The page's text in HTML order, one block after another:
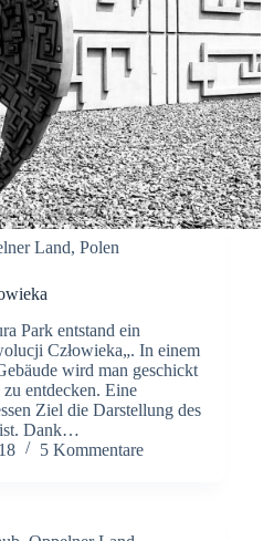
Land, Polen
Park entstand ein
Człowieka„. In einem
wird man geschickt
entdecken. Eine
Ziel die Darstellung des
ist. Dank…
5 Kommentare